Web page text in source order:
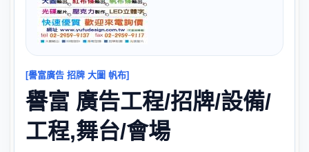
[譽富廣告 招牌 大圖 帆布]
譽富 廣告工程/招牌/設備/
工程,舞台/會場